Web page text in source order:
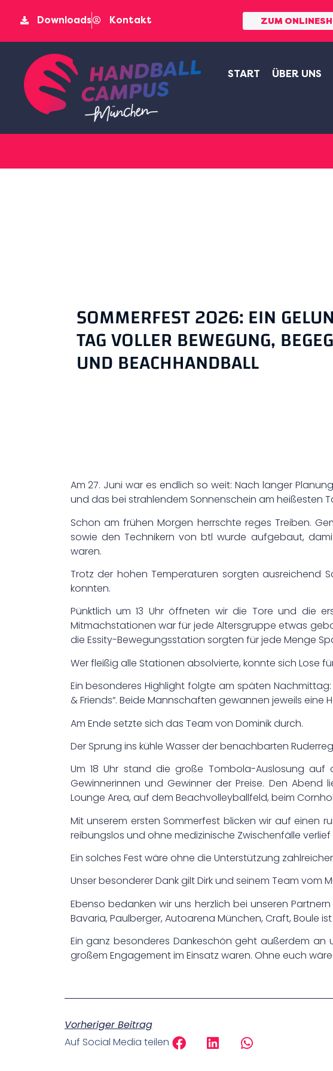
Downloads Kontakt ZUM
START ÜBER UNS
SOMMERFEST 2026: EIN
TAG VOLLER BEWEGUNG,
UND BEACHHANDBALL
Am 27. Juni war es endlich so weit: Nach langer
und das bei strahlendem Sonnenschein am heißesten
Schon am frühen Morgen herrschte reges Treiben.
sowie den Technikern von btl wurde aufgebaut,
waren.
Trotz der hohen Temperaturen sorgten ausreichend
konnten.
Pünktlich um 13 Uhr öffneten wir die Tore und die
Mitmachstationen war für jede Altersgruppe etwas
die Essity-Bewegungsstation sorgten für jede Menge
Wer fleißig alle Stationen absolvierte, konnte sich Lose
Ein besonderes Highlight folgte am späten
& Friends“. Beide Mannschaften gewannen jeweils
Am Ende setzte sich das Team von Dominik durch.
Der Sprung ins kühle Wasser der benachbarten
Um 18 Uhr stand die große Tombola-Auslosung
Gewinnerinnen und Gewinner der Preise. Den
Lounge Area, auf dem Beachvolleyballfeld, beim
Mit unserem ersten Sommerfest blicken wir auf einen
reibungslos und ohne medizinische Zwischenfälle
Ein solches Fest wäre ohne die Unterstützung
Unser besonderer Dank gilt Dirk und seinem Team vom
Ebenso bedanken wir uns herzlich bei unseren
Bavaria, Paulberger, Autoarena München, Craft, Boule
Ein ganz besonderes Dankeschön geht außerdem an
großem Engagement im Einsatz waren. Ohne euch
Vorheriger Beitrag
Auf Social Media teilen